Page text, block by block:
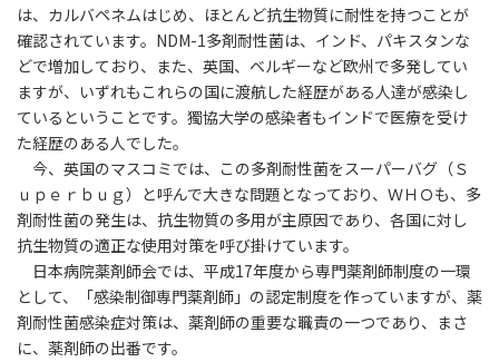
は、カルバペネムはじめ、ほとんど抗生物質に耐性を持つことが
確認されています。NDM-1多剤耐性菌は、インド、パキスタンな
どで増加しており、また、英国、ベルギーなど欧州で多発してい
ますが、いずれもこれらの国に渡航した経歴がある人達が感染し
ているということです。獨協大学の感染者もインドで医療を受け
た経歴のある人でした。
今、英国のマスコミでは、この多剤耐性菌をスーパーバグ（Ｓ
ｕｐｅｒｂｕｇ）と呼んで大きな問題となっており、ＷＨＯも、多
剤耐性菌の発生は、抗生物質の多用が主原因であり、各国に対し
抗生物質の適正な使用対策を呼び掛けています。
日本病院薬剤師会では、平成17年度から専門薬剤師制度の一環
として、「感染制御専門薬剤師」の認定制度を作っていますが、薬
剤耐性菌感染症対策は、薬剤師の重要な職責の一つであり、まさ
に、薬剤師の出番です。